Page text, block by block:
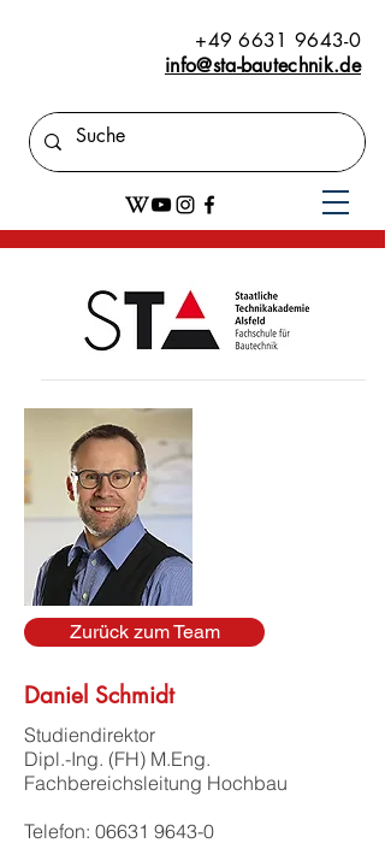
+49 6631 9643-0
info@sta-bautechnik.de
Zurück zum Team
Daniel Schmidt
Studiendirektor
Dipl.-Ing. (FH) M.Eng.
Fachbereichsleitung Hochbau
Telefon: 06631 9643-0